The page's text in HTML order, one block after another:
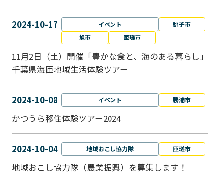
2024-10-17 イベント
銚子市
旭市
匝瑳市
11月2日（土）開催「豊かな食と、海のある暮らし」
千葉県海匝地域生活体験ツアー
2024-10-08 イベント 勝浦市
かつうら移住体験ツアー2024
2024-10-04 地域おこし協力隊 匝瑳市
地域おこし協⼒隊（農業振興）を募集します！